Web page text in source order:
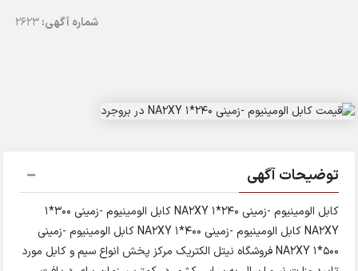
شماره آگهی:2623
توضیحات آگهی
کابل الومینیوم -زمینی 240*1 NA2XY کابل الومینیوم -زمینی 300*1
NA2XY کابل الومینیوم -زمینی 400*1 NA2XY کابل الومینیوم -زمینی
500*1 NA2XY فروشگاه نیتل الکتریک مرکز پخش انواع سیم و کابل مورد